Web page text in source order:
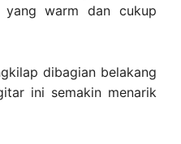
yang warm dan cukup
dibagian belakang
ini semakin menarik